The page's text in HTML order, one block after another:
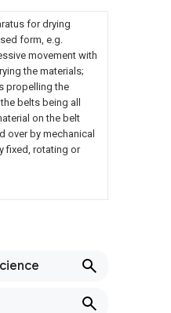
for drying
form, e.g.
movement with
the materials;
propelling the
belts being all
on the belt
over by mechanical
fixed, rotating or